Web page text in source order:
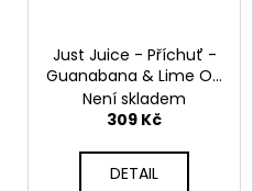
Just Juice - Příchuť -
Guanabana & Lime On
ICE - 30ml
Není skladem
309 Kč
DETAIL